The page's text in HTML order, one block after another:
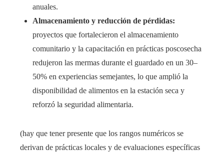
anuales.
Almacenamiento y reducción de pérdidas:
proyectos que fortalecieron el almacenamiento
comunitario y la capacitación en prácticas poscosecha
redujeron las mermas durante el guardado en un 30–
50% en experiencias semejantes, lo que amplió la
disponibilidad de alimentos en la estación seca y
reforzó la seguridad alimentaria.
(hay que tener presente que los rangos numéricos se
derivan de prácticas locales y de evaluaciones específicas